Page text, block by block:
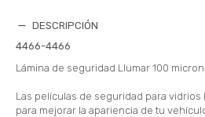
DESCRIPCIÓN
4466-4466
Lámina de seguridad Llumar 100
Las películas de seguridad para vidrios
para mejorar la apariencia de tu